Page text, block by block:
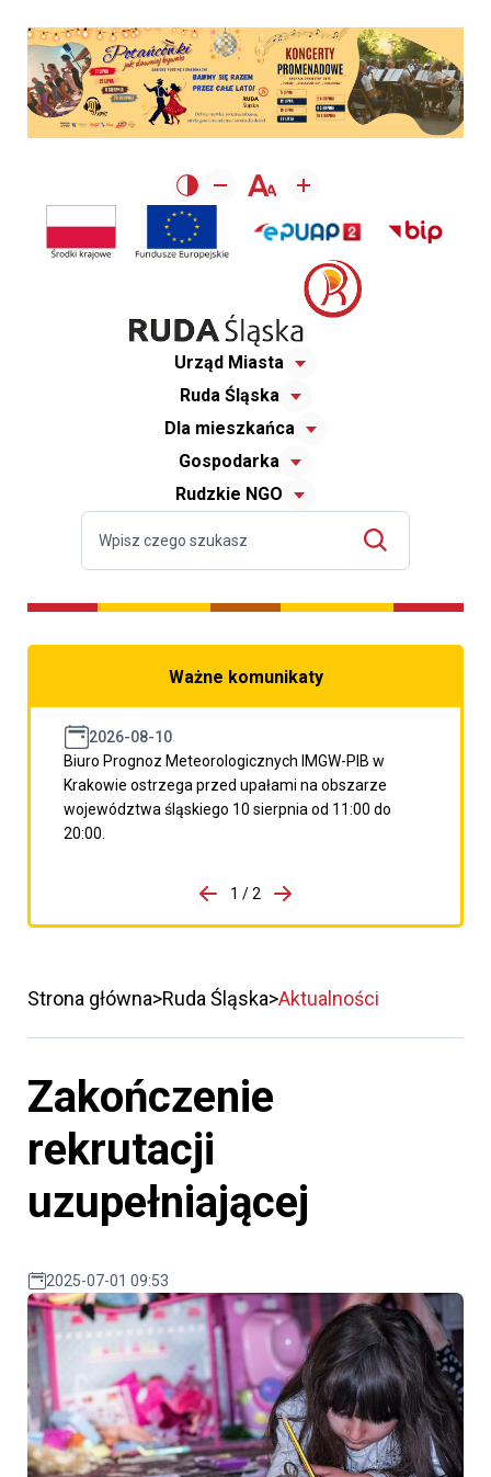
Urząd Miasta
Ruda Śląska
Dla mieszkańca
Gospodarka
Rudzkie NGO
Ważne komunikaty
2026-08-10
Biuro Prognoz Meteorologicznych IMGW-PIB w
Krakowie ostrzega przed upałami na obszarze
województwa śląskiego 10 sierpnia od 11:00 do
20:00.
porzpedniego komunikatu
1 / 2
Przejdź do następnego
Strona główna Ruda Śląska Aktualności
Zakończenie
rekrutacji
uzupełniającej
2025-07-01 09:53